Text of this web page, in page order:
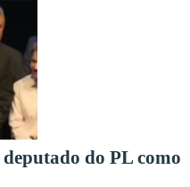
do PL como